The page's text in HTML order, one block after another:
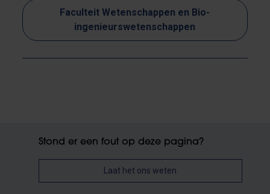
Faculteit Wetenschappen en Bio-
ingenieurswetenschappen
Stond er een fout op deze pagina?
Laat het ons weten